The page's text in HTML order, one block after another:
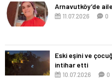
Arnavutköy’de
11.07.2026 0
Eski eşini ve
intihar etti
10.07.2026 0